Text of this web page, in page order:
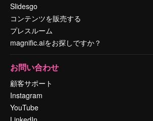
Slidesgo
コンテンツを販売する
プレスルーム
magnific.aiをお探しですか？
お問い合わせ
顧客サポート
Instagram
YouTube